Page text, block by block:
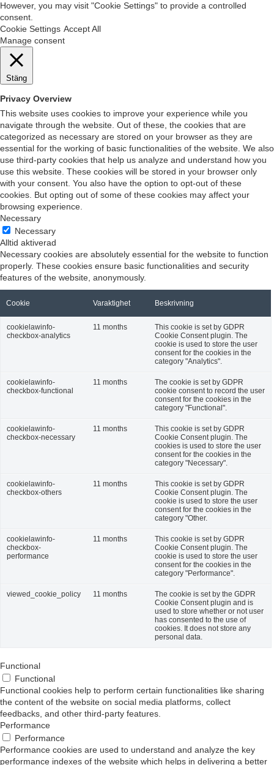
However, you may visit "Cookie Settings" to provide a controlled
consent.
Cookie Settings Accept All
Manage consent
Stäng
Privacy Overview
This website uses cookies to improve your experience while you
navigate through the website. Out of these, the cookies that are
categorized as necessary are stored on your browser as they are
essential for the working of basic functionalities of the website. We also
use third-party cookies that help us analyze and understand how you
use this website. These cookies will be stored in your browser only
with your consent. You also have the option to opt-out of these
cookies. But opting out of some of these cookies may affect your
browsing experience.
Necessary
Necessary
Alltid aktiverad
Necessary cookies are absolutely essential for the website to function
properly. These cookies ensure basic functionalities and security
features of the website, anonymously.
Cookie Varaktighet Beskrivning
cookielawinfo-
checkbox-analytics
11 months
This cookie is set by GDPR
Cookie Consent plugin. The
cookie is used to store the user
consent for the cookies in the
category "Analytics".
cookielawinfo-
checkbox-functional
11 months
The cookie is set by GDPR
cookie consent to record the user
consent for the cookies in the
category "Functional".
cookielawinfo-
checkbox-necessary
11 months
This cookie is set by GDPR
Cookie Consent plugin. The
cookies is used to store the user
consent for the cookies in the
category "Necessary".
cookielawinfo-
checkbox-others
11 months
This cookie is set by GDPR
Cookie Consent plugin. The
cookie is used to store the user
consent for the cookies in the
category "Other.
cookielawinfo-
checkbox-
performance
11 months
This cookie is set by GDPR
Cookie Consent plugin. The
cookie is used to store the user
consent for the cookies in the
category "Performance".
viewed_cookie_policy 11 months
The cookie is set by the GDPR
Cookie Consent plugin and is
used to store whether or not user
has consented to the use of
cookies. It does not store any
personal data.
Functional
Functional
Functional cookies help to perform certain functionalities like sharing
the content of the website on social media platforms, collect
feedbacks, and other third-party features.
Performance
Performance
Performance cookies are used to understand and analyze the key
performance indexes of the website which helps in delivering a better